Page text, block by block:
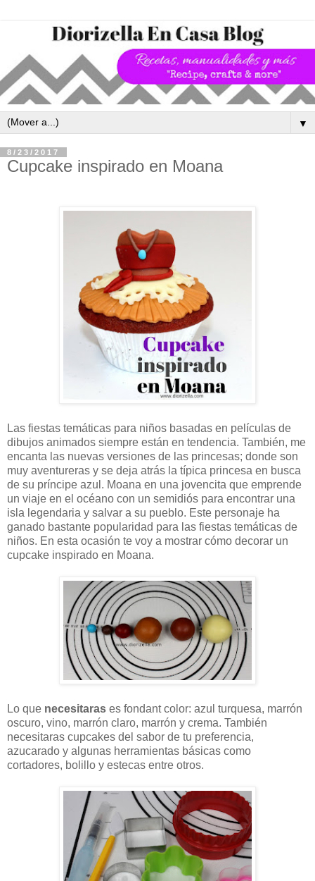
▼
8/23/2017
Cupcake inspirado en Moana
Las fiestas temáticas para niños basadas en películas de
dibujos animados siempre están en tendencia. También, me
encanta las nuevas versiones de las princesas; donde son
muy aventureras y se deja atrás la típica princesa en busca
de su príncipe azul. Moana en una jovencita que emprende
un viaje en el océano con un semidiós para encontrar una
isla legendaria y salvar a su pueblo. Este personaje ha
ganado bastante popularidad para las fiestas temáticas de
niños. En esta ocasión te voy a mostrar cómo decorar un
cupcake inspirado en Moana.
Lo que necesitaras es fondant color: azul turquesa, marrón
oscuro, vino, marrón claro, marrón y crema. También
necesitaras cupcakes del sabor de tu preferencia,
azucarado y algunas herramientas básicas como
cortadores, bolillo y estecas entre otros.